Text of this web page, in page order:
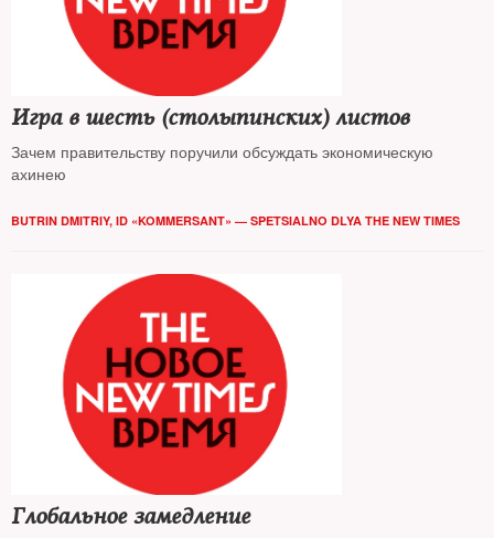
Игра в шесть (столыпинских) листов
Зачем правительству поручили обсуждать экономическую
ахинею
BUTRIN DMITRIY, ID «KOMMERSANT» — SPETSIALNO DLYA THE NEW TIMES
Глобальное замедление